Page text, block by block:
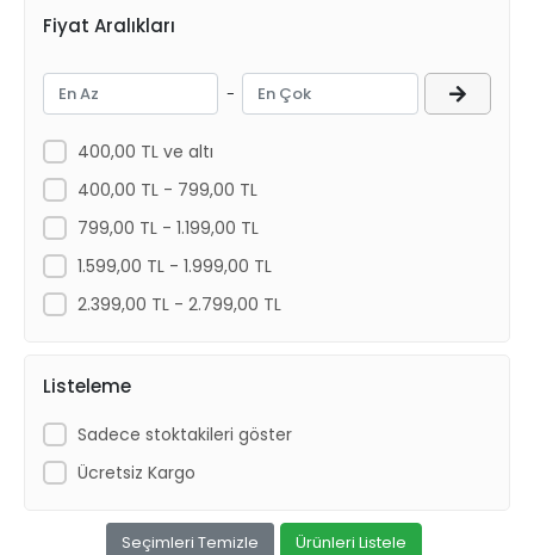
Fiyat Aralıkları
-
400,00 TL ve altı
400,00 TL - 799,00 TL
799,00 TL - 1.199,00 TL
1.599,00 TL - 1.999,00 TL
2.399,00 TL - 2.799,00 TL
Listeleme
Sadece stoktakileri göster
Ücretsiz Kargo
Seçimleri Temizle Ürünleri Listele